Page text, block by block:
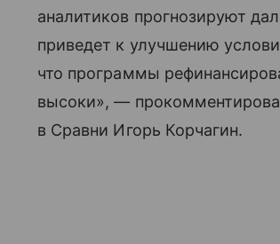
аналитиков прогнозируют
приведет к улучшению
что программы
высоки», —
в Сравни Игорь Корчагин.